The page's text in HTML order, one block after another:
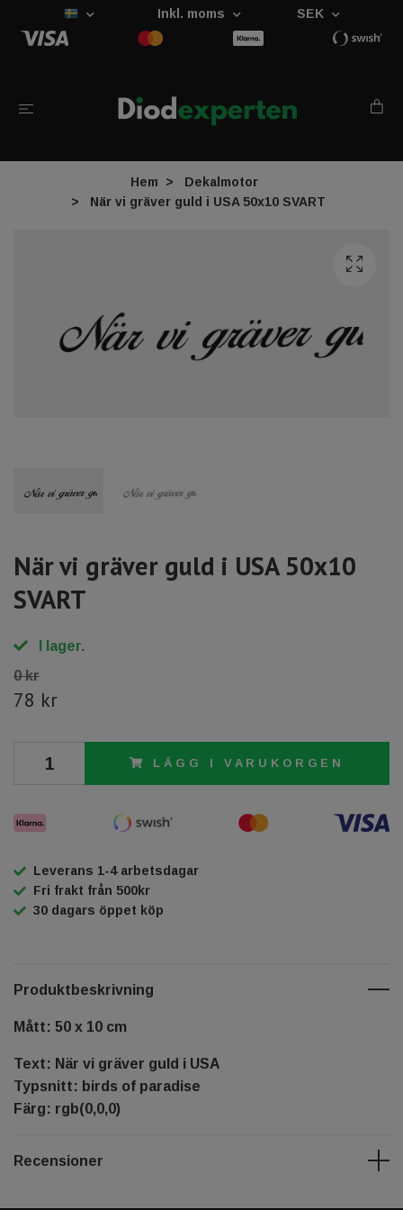
Inkl. moms SEK
Hem
Dekalmotor
När vi gräver guld i USA 50x10 SVART
När vi gräver guld i USA 50x10
SVART
I lager.
0 kr
78 kr
LÄGG I VARUKORGEN
Leverans 1-4 arbetsdagar
Fri frakt från 500kr
30 dagars öppet köp
Produktbeskrivning
Mått: 50 x 10 cm
Text: När vi gräver guld i USA
Typsnitt: birds of paradise
Färg: rgb(0,0,0)
Recensioner